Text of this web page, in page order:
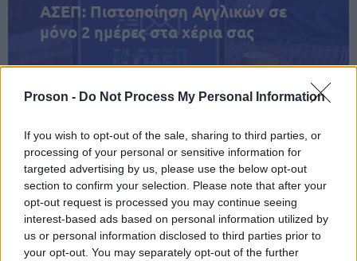
Proson - Do Not Process My Personal Information
If you wish to opt-out of the sale, sharing to third parties, or
processing of your personal or sensitive information for
targeted advertising by us, please use the below opt-out
section to confirm your selection. Please note that after your
opt-out request is processed you may continue seeing
interest-based ads based on personal information utilized by
us or personal information disclosed to third parties prior to
your opt-out. You may separately opt-out of the further
ΑΣΕΠ: Πιστοποίηση Αγγλικών σε
μόνο 2 ημέρες στα χέρια σας
ΑΣΕΠ: Εξ αποστάσεως η πιο Εύκολη
Πιστοποίηση Υπολογιστών σε 2
μέρες